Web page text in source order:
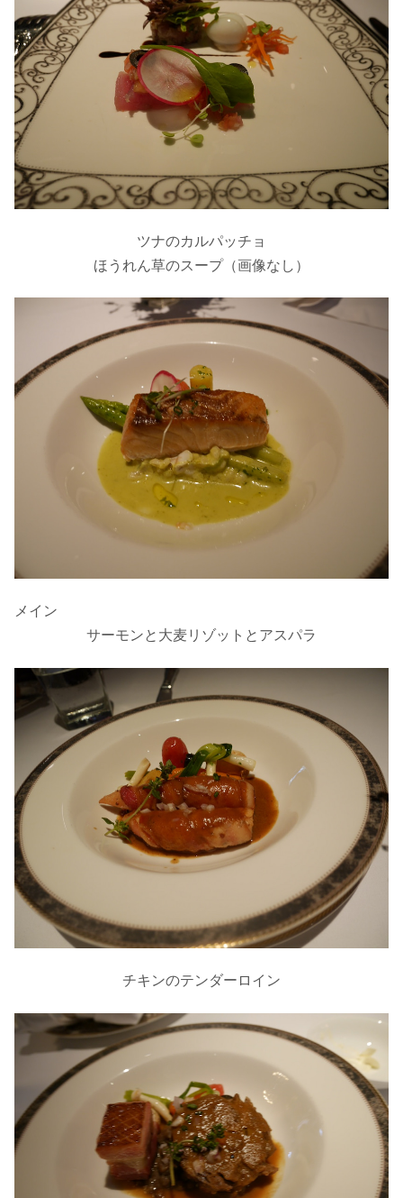
ツナのカルパッチョ
ほうれん草のスープ（画像なし）
メイン
サーモンと大麦リゾットとアスパラ
チキンのテンダーロイン